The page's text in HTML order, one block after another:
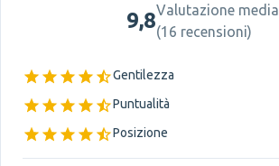
9,8Valutazione media
(16 recensioni)
Gentilezza
Puntualità
Posizione